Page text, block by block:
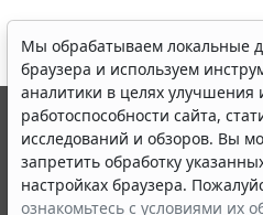
Мы обрабатываем локальные
браузера и используем
аналитики в целях улучшения
работоспособности сайта,
исследований и обзоров. Вы
запретить обработку
настройках браузера.
ознакомьтесь с условиями их
© ООО "НПП "ГАРАНТ-СЕРВИС",
выпускается с 1990 года.
являются участниками
информации ГАРАНТ.